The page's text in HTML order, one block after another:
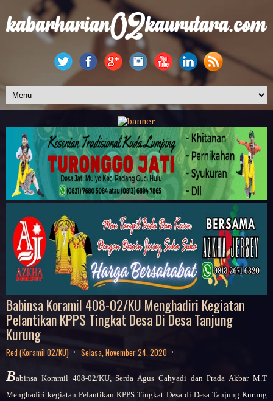
Babinsa Koramil 408-02/KU Menghadiri Kegiatan
Pelantikan KPPS Tingkat Desa Di Desa Tanjung
Kurung
Red (Koramil 02/KU) Selasa, November 24, 2020
Babinsa Koramil 408-02/KU, Serda Agus Cahyadi dan Prada Akbar M.T
Menghadiri kegiatan Pelantikan KPPS Tingkat Desa di Desa Tanjung Kurung